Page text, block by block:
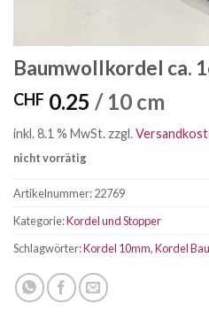
Baumwollkordel ca.
CHF 0.25 / 10 cm
inkl. 8.1 % MwSt. zzgl.
nicht vorrätig
Artikelnummer:22769
Kategorie:Kordel und Stopper
Schlagwörter:Kordel 10mm,Kordel